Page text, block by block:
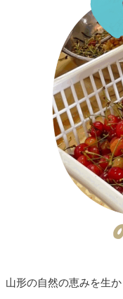
山形の自然の恵みを生